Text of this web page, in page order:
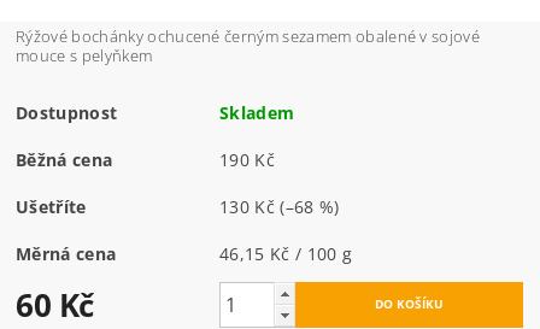
Rýžové bochánky ochucené černým sezamem obalené v sojové
mouce s pelyňkem
Dostupnost Skladem
Běžná cena 190 Kč
Ušetříte 130 Kč(–68 %)
Měrná cena 46,15 Kč / 100 g
60 Kč